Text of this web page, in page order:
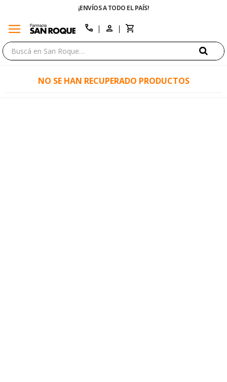
¡ENVÍOS A TODO EL PAÍS!
menu call
NO SE HAN RECUPERADO PRODUCTOS
close